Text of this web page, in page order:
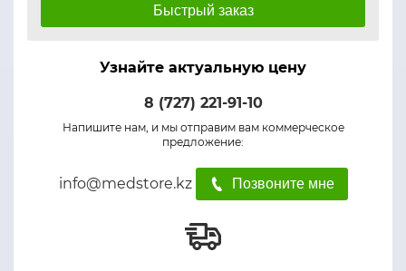
Быстрый заказ
Узнайте актуальную цену
8 (727) 221-91-10
Напишите нам, и мы отправим вам коммерческое
предложение:
info@medstore.kz Позвоните мне